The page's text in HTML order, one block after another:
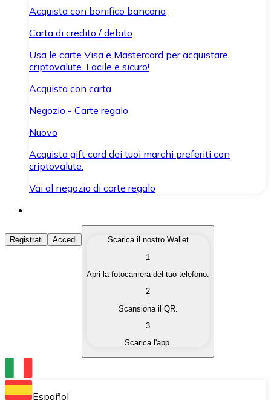
Acquista con bonifico bancario
Carta di credito / debito
Usa le carte Visa e Mastercard per acquistare
criptovalute. Facile e sicuro!
Acquista con carta
Negozio - Carte regalo
Nuovo
Acquista gift card dei tuoi marchi preferiti con
criptovalute.
Vai al negozio di carte regalo
Acquista Criptovalute
Acquista le criptovalute che ti interessano in modo
Converti le tue criptovalute in valuta fiat quando ne
Scambia una criptovaluta con un'altra
Conserva le tue cripto in un Wallet self-custodial.
Registrati Accedi
Scarica il nostro Wallet
1
Apri la fotocamera del tuo telefono.
2
Scansiona il QR.
3
Scarica l'app.
Español